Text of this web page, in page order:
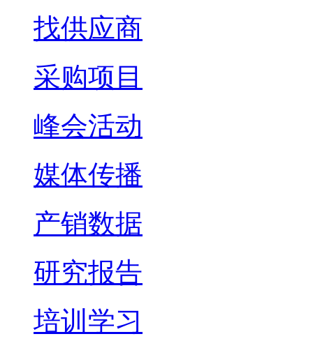
找供应商
采购项目
峰会活动
媒体传播
产销数据
研究报告
培训学习